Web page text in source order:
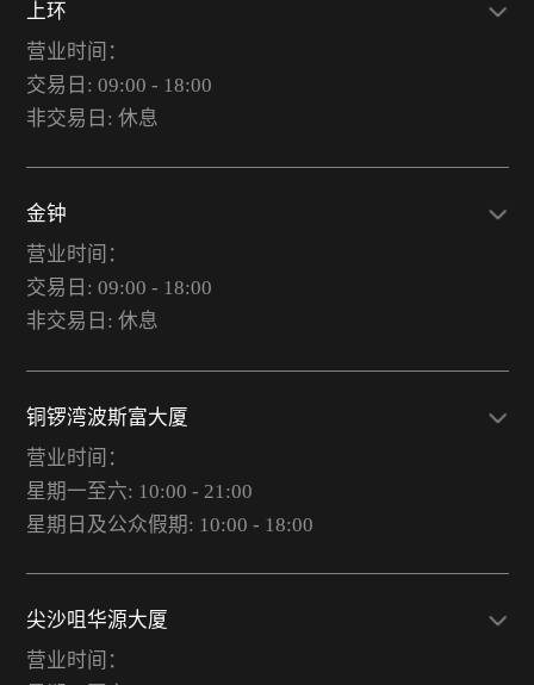
上环
营业时间：
交易日: 09:00 - 18:00
非交易日: 休息
金钟
营业时间：
交易日: 09:00 - 18:00
非交易日: 休息
铜锣湾波斯富大厦
营业时间：
星期一至六: 10:00 - 21:00
星期日及公众假期: 10:00 - 18:00
尖沙咀华源大厦
营业时间：